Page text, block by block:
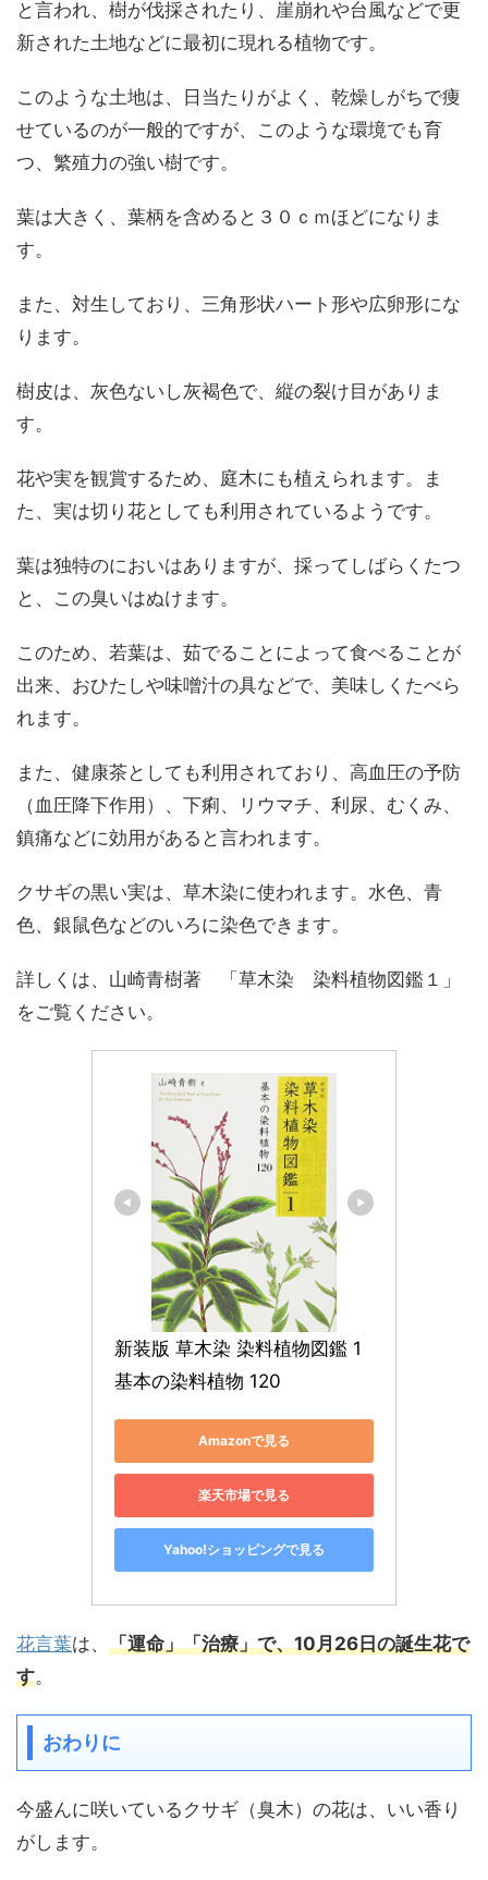
と言われ、樹が伐採されたり、崖崩れや台風などで更
新された土地などに最初に現れる植物です。
このような土地は、日当たりがよく、乾燥しがちで痩
せているのが一般的ですが、このような環境でも育
つ、繁殖力の強い樹です。
葉は大きく、葉柄を含めると３０ｃｍほどになりま
す。
また、対生しており、三角形状ハート形や広卵形にな
ります。
樹皮は、灰色ないし灰褐色で、縦の裂け目がありま
す。
花や実を観賞するため、庭木にも植えられます。ま
た、実は切り花としても利用されているようです。
葉は独特のにおいはありますが、採ってしばらくたつ
と、この臭いはぬけます。
このため、若葉は、茹でることによって食べることが
出来、おひたしや味噌汁の具などで、美味しくたべら
れます。
また、健康茶としても利用されており、高血圧の予防
（血圧降下作用）、下痢、リウマチ、利尿、むくみ、
鎮痛などに効用があると言われます。
クサギの黒い実は、草木染に使われます。水色、青
色、銀鼠色などのいろに染色できます。
詳しくは、山崎青樹著 「草木染 染料植物図鑑１」
をご覧ください。
新装版 草木染 染料植物図鑑 1
基本の染料植物 120
Amazonで見る
楽天市場で見る
Yahoo!ショッピングで見る
花言葉は、 「運命」「治療」で、10月26日の誕生花で
す。
おわりに
今盛んに咲いているクサギ（臭木）の花は、いい香り
がします。